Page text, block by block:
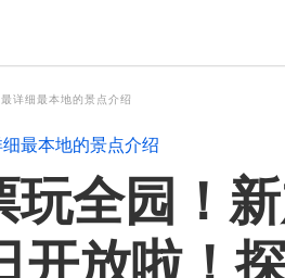
详细最本地的景点介绍
最本地的景点介绍
玩全园！
开放啦！